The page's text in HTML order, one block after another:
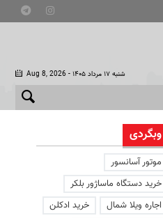
Aug 8, 2026 - شنبه ۱۷ مرداد ۱۴۰۵
وبگردی
موتور آسانسور
خرید دستگاه ماساژور بلکر
اجاره ویلا شمال
خرید ادکلن